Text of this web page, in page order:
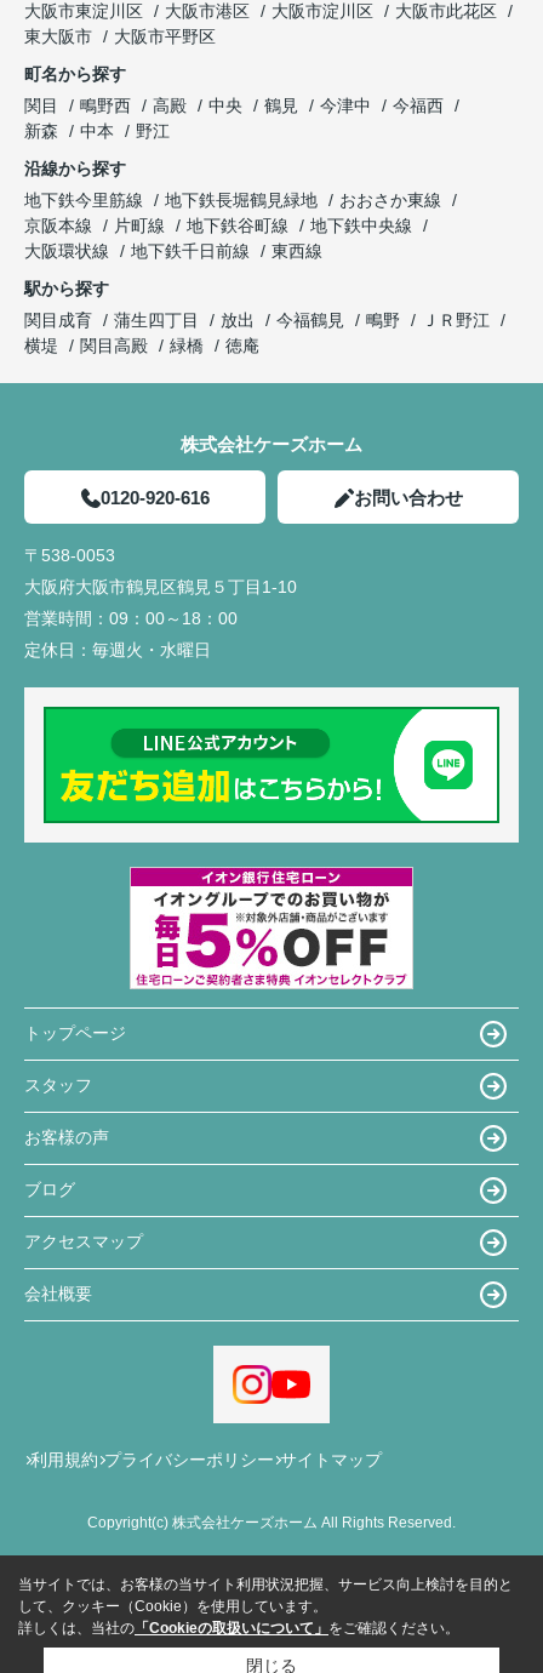
大阪市東淀川区
大阪市港区 大阪市淀川区
大阪市此花区
東大阪市
大阪市平野区
町名から探す
関目
鴫野西 高殿 中央 鶴見 今津中
今福西
新森
中本
野江
沿線から探す
地下鉄今里筋線
地下鉄長堀鶴見緑地
おおさか東線
京阪本線
片町線 地下鉄谷町線
地下鉄中央線
大阪環状線
地下鉄千日前線
東西線
駅から探す
関目成育
蒲生四丁目 放出 今福鶴見 鴫野
ＪＲ野江
横堤
関目高殿 緑橋 徳庵
株式会社ケーズホーム
0120-920-616 お問い合わせ
〒538-0053
大阪府大阪市鶴見区鶴見５丁目1-10
営業時間： 09：00～18：00
定休日： 毎週火・水曜日
トップページ
スタッフ
お客様の声
ブログ
アクセスマップ
会社概要
利用規約 プライバシーポリシー サイトマップ
Copyright(c) 株式会社ケーズホーム All Rights Reserved.
当サイトでは、お客様の当サイト利用状況把握、サービス向上検討を目的と
して、クッキー（Cookie）を使用しています。
詳しくは、当社の 「Cookieの取扱いについて」 をご確認ください。
閉じる